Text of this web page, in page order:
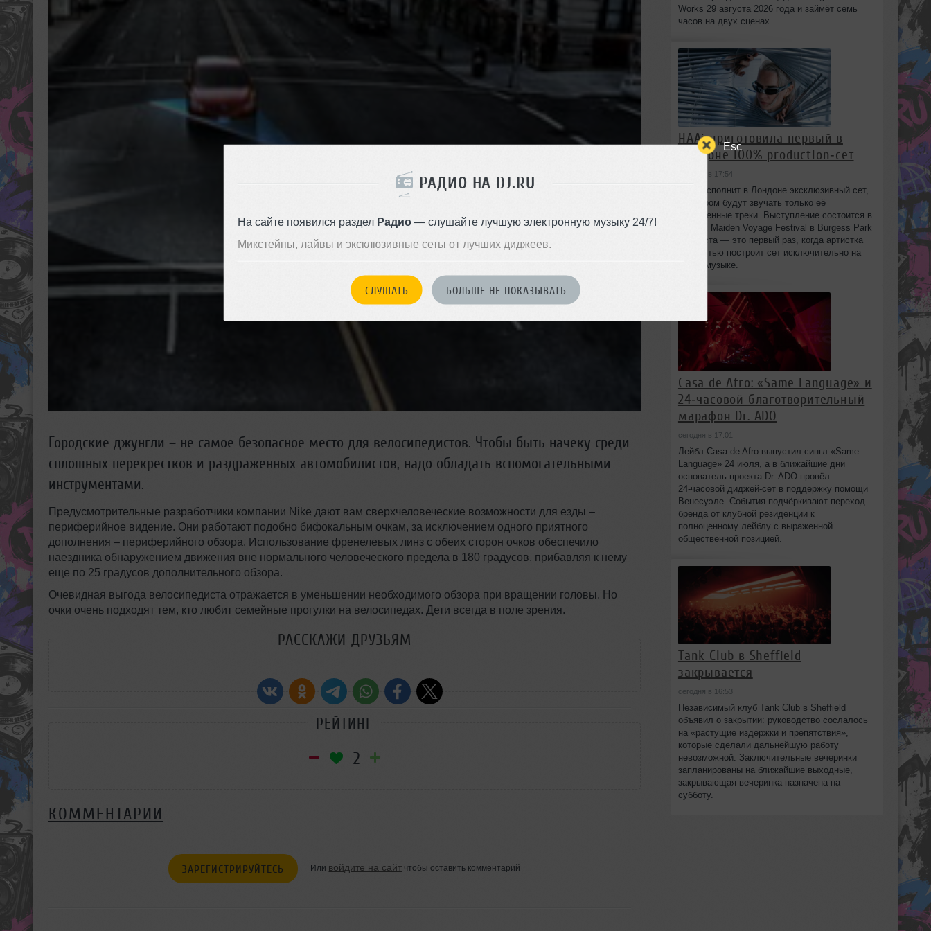
Esc
РАДИО НА DJ.RU
На сайте появился раздел Радио— слушайте лучшую электронную музыку 24/7!
Микстейпы, лайвы и эксклюзивные сеты от лучших диджеев.
СЛУШАТЬ БОЛЬШЕ НЕ ПОКАЗЫВАТЬ
Городские джунгли – не самое безопасное место для велосипедистов. Чтобы быть начеку среди
сплошных перекрестков и раздраженных автомобилистов, надо обладать вспомогательными
инструментами.
Предусмотрительные разработчики компании Nike дают вам сверхчеловеческие возможности для езды –
периферийное видение. Они работают подобно бифокальным очкам, за исключением одного приятного
дополнения – периферийного обзора. Использование френелевых линз с обеих сторон очков обеспечило
наездника обнаружением движения вне нормального человеческого предела в 180 градусов, прибавляя к нему
еще по 25 градусов дополнительного обзора.
Очевидная выгода велосипедиста отражается в уменьшении необходимого обзора при вращении головы. Но
очки очень подходят тем, кто любит семейные прогулки на велосипедах. Дети всегда в поле зрения.
РАССКАЖИ ДРУЗЬЯМ
РЕЙТИНГ
2
КОММЕНТАРИИ
ЗАРЕГИСТРИРУЙТЕСЬ Или войдите на сайт чтобы оставить комментарий
Works 29 августа 2026 года и займёт семь
часов на двух сценах.
HAAi приготовила первый в
Лондоне 100% production‑сет
сегодня в 17:54
HAAi исполнит в Лондоне эксклюзивный сет,
в котором будут звучать только её
собственные треки. Выступление состоится в
рамках Maiden Voyage Festival в Burgess Park
8 августа — это первый раз, когда артистка
полностью построит сет исключительно на
своей музыке.
Casa de Afro: «Same Language» и
24‑часовой благотворительный
марафон Dr. ADO
сегодня в 17:01
Лейбл Casa de Afro выпустил сингл «Same
Language» 24 июля, а в ближайшие дни
основатель проекта Dr. ADO провёл
24‑часовой диджей‑сет в поддержку помощи
Венесуэле. События подчёркивают переход
бренда от клубной резиденции к
полноценному лейблу с выраженной
общественной позицией.
Tank Club в Sheffield
закрывается
сегодня в 16:53
Независимый клуб Tank Club в Sheffield
объявил о закрытии: руководство сослалось
на «растущие издержки и препятствия»,
которые сделали дальнейшую работу
невозможной. Заключительные вечеринки
запланированы на ближайшие выходные,
закрывающая вечеринка назначена на
субботу.